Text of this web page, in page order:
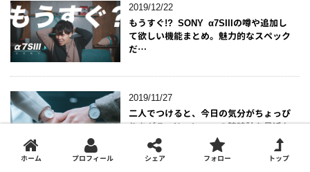
2019/12/22
もうすぐ!? SONY α7SIIIの噂や追加し
て欲しい機能まとめ。魅力的なスペック
だ…
2019/11/27
二人でつけると、今日の気分がちょっぴ
りあがる。Nordgreenの腕時計を最近お
そろでつけています。【PR】
ホーム プロフィール シェア フォロー トップ